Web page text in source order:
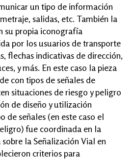
un tipo de información
salidas, etc. También la
su propia iconografía
por los usuarios de transporte
flechas indicativas de dirección,
y más. En este caso la pieza
con tipos de señales de
situaciones de riesgo y peligro
de diseño y utilización
de señales (en este caso el
fue coordinada en la
la Señalización Vial en
criterios para